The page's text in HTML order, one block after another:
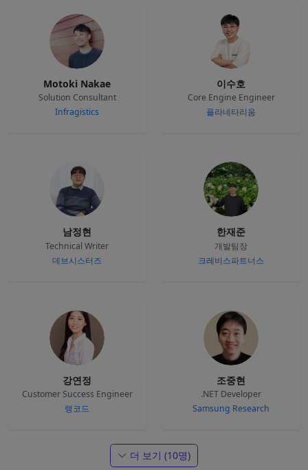
Motoki Nakae
Solution Consultant
Infragistics
이수호
Core Engine Engineer
플라네타리움
남정현
Technical Writer
데브시스터즈
한재준
개발팀장
크레비스파트너스
강연정
Customer Success Engineer
랭코드
조중현
.NET Developer
Samsung Research
더 보기 (10명)